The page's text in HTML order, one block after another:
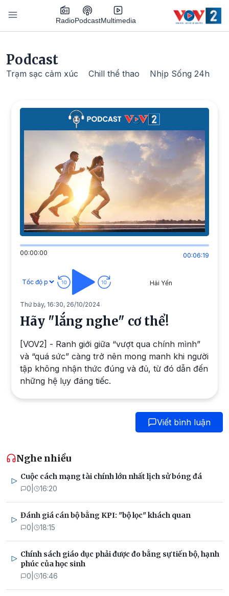
Nhảy đến nội dung
RadioPodcastMultimedia
Podcast
Trạm sạc cảm xúc Chill thể thao Nhịp Sống 24h
00:00:00 00:06:19
Hải Yến
Thứ bảy, 16:30, 26/10/2024
Hãy "lắng nghe" cơ thể!
[VOV2] - Ranh giới giữa “vượt qua chính mình”
và “quá sức” càng trở nên mong manh khi người
tập không nhận thức đúng và đủ, từ đó dẫn đến
những hệ lụy đáng tiếc.
Viết bình luận
Nghe nhiều
Cuộc cách mạng tài chính lớn nhất lịch sử bóng đá
0 16:20
Đánh giá cán bộ bằng KPI: "bộ lọc" khách quan
0 18:15
Chính sách giáo dục phải được đo bằng sự tiến bộ, hạnh
phúc của học sinh
0 16:46